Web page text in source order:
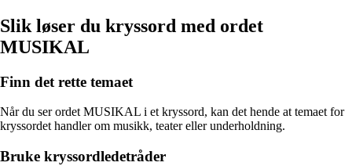
Slik løser du kryssord med ordet
MUSIKAL
Finn det rette temaet
Når du ser ordet MUSIKAL i et kryssord, kan det hende at temaet for
kryssordet handler om musikk, teater eller underholdning.
Bruke kryssordledetråder